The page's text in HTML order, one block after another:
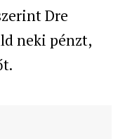
Dre
neki pénzt,